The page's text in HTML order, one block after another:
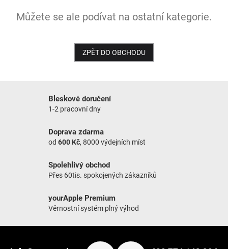
NOVINKY
Můžete se ale podívat na ostatní kategorie.
ZPĚT DO OBCHODU
Bleskové doručení
1-2 pracovní dny
Doprava zdarma
od 600 Kč, 8000 výdejních míst
Spolehlivý obchod
Přes 60tis. spokojených zákazníků
yourApple Premium
Věrnostní systém plný výhod